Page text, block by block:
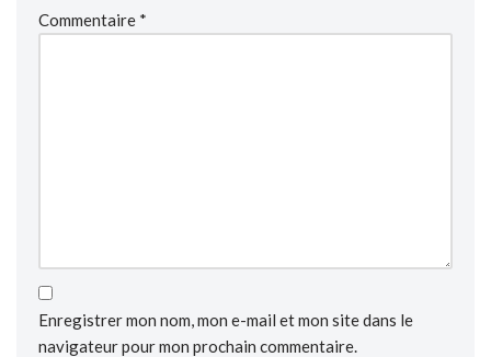
Commentaire *
Enregistrer mon nom, mon e-mail et mon site dans le
navigateur pour mon prochain commentaire.